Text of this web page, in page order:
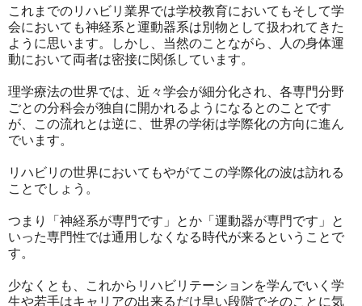
これまでのリハビリ業界では学校教育においてもそして学
会においても神経系と運動器系は別物として扱われてきた
ように思います。しかし、当然のことながら、人の身体運
動において両者は密接に関係しています。
理学療法の世界では、近々学会が細分化され、各専門分野
ごとの分科会が独自に開かれるようになるとのことです
が、この流れとは逆に、世界の学術は学際化の方向に進ん
でいます。
リハビリの世界においてもやがてこの学際化の波は訪れる
ことでしょう。
つまり「神経系が専門です」とか「運動器が専門です」と
いった専門性では通用しなくなる時代が来るということで
す。
少なくとも、これからリハビリテーションを学んでいく学
生や若手はキャリアの出来るだけ早い段階でそのことに気